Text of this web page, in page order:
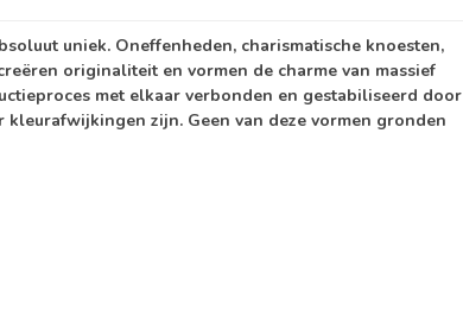
uniek. Oneffenheden, charismatische knoesten,
originaliteit en vormen de charme van massief
met elkaar verbonden en gestabiliseerd door
zijn. Geen van deze vormen gronden